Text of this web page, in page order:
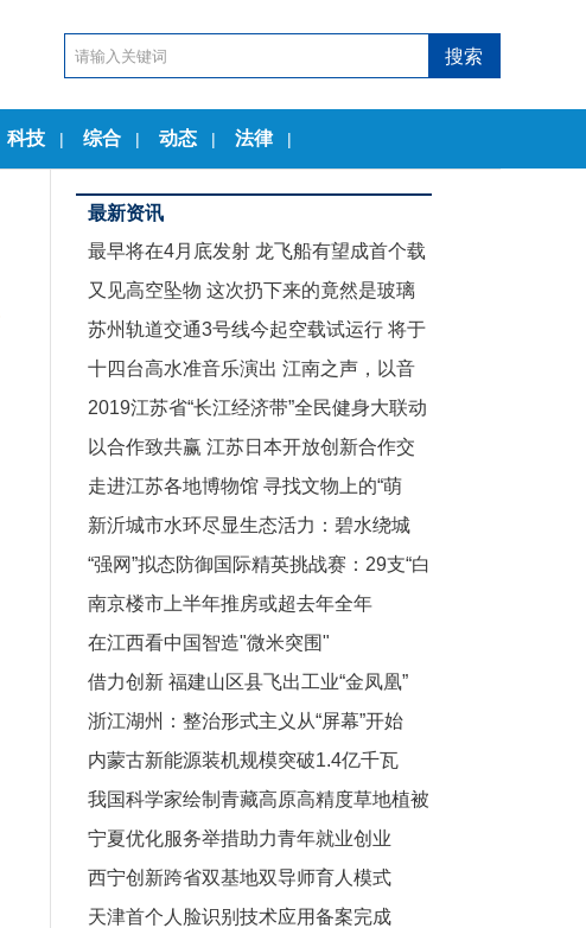
科技 | 综合 | 动态 | 法律 |
最新资讯
最早将在4月底发射 龙飞船有望成首个载
人商业航天器
又见高空坠物 这次扔下来的竟然是玻璃
茶几
苏州轨道交通3号线今起空载试运行 将于
12月底试运营
十四台高水准音乐演出 江南之声，以音
乐节的名义致敬古典
2019江苏省“长江经济带”全民健身大联动
暨“舞动江苏”无锡赛区启动仪式举行
以合作致共赢 江苏日本开放创新合作交
流会在东京举行
走进江苏各地博物馆 寻找文物上的“萌
娃”们
新沂城市水环尽显生态活力：碧水绕城
绿荫满城
“强网”拟态防御国际精英挑战赛：29支“白
帽黑客”战队谁能突防？
南京楼市上半年推房或超去年全年
在江西看中国智造"微米突围"
借力创新 福建山区县飞出工业“金凤凰”
浙江湖州：整治形式主义从“屏幕”开始
内蒙古新能源装机规模突破1.4亿千瓦
我国科学家绘制青藏高原高精度草地植被
图
宁夏优化服务举措助力青年就业创业
西宁创新跨省双基地双导师育人模式
天津首个人脸识别技术应用备案完成